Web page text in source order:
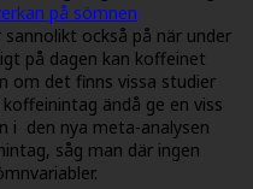
på sömnen
också på när under
på dagen kan koffeinet
om det finns vissa studier
ändå ge en viss
i den nya meta-analysen
såg man där ingen